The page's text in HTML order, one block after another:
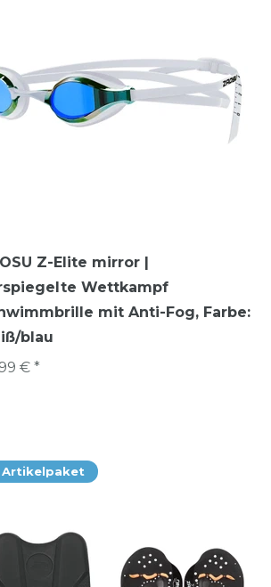
Z-Elite mirror |
Wettkampf
mit Anti-Fog, Farbe:
blau
€ *
Artikelpaket